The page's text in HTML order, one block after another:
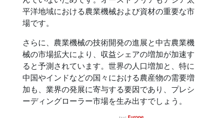
平洋地域における農業機械および資材の重要な市
場です。
さらに、農業機械の技術開発の進展と中古農業機
械の市場拡大により、収益シェアの増加が加速す
ると予測されています。世界の人口増加と、特に
中国やインドなどの国々における農産物の需要増
加も、業界の発展に寄与する要因であり、プレシ
ーディングローラー市場を生み出すでしょう。